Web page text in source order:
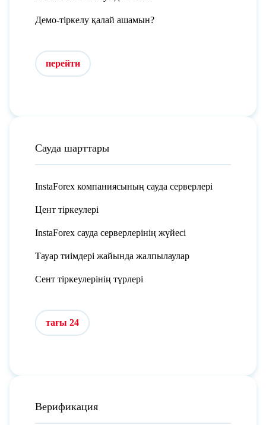
Демо-тіркелу қалай ашамын?
перейти
Сауда шарттары
InstaForex компаниясының сауда серверлері
Цент тіркеулері
InstaForex сауда серверлерінің жүйесі
Тауар тиімдері жайында жалпылаулар
Сент тіркеулерінің түрлері
тағы 24
Верификация